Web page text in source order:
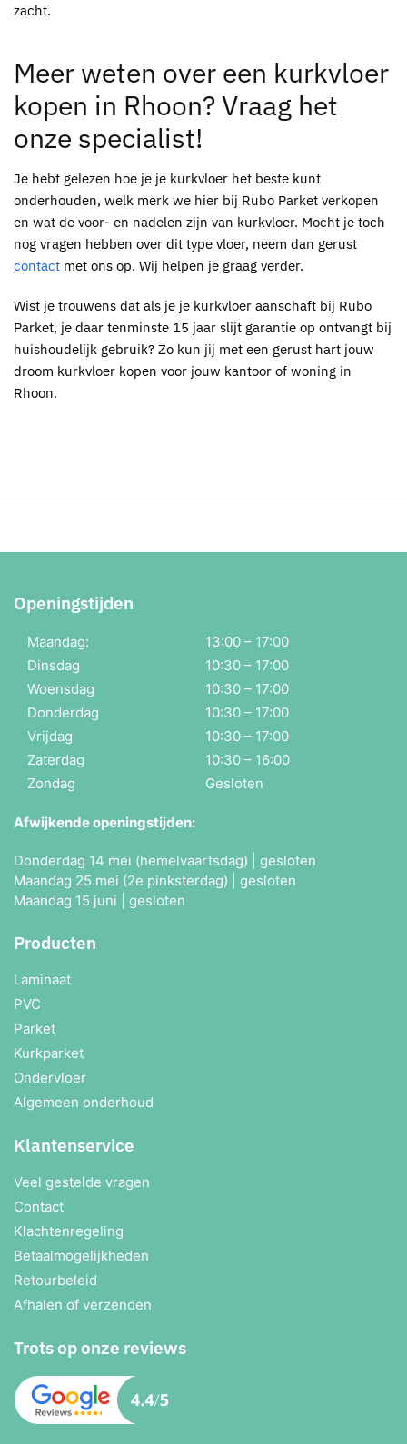
zacht.
Meer weten over een kurkvloer
kopen in Rhoon? Vraag het
onze specialist!
Je hebt gelezen hoe je je kurkvloer het beste kunt
onderhouden, welk merk we hier bij Rubo Parket verkopen
en wat de voor- en nadelen zijn van kurkvloer. Mocht je toch
nog vragen hebben over dit type vloer, neem dan gerust
contact met ons op. Wij helpen je graag verder.
Wist je trouwens dat als je je kurkvloer aanschaft bij Rubo
Parket, je daar tenminste 15 jaar slijt garantie op ontvangt bij
huishoudelijk gebruik? Zo kun jij met een gerust hart jouw
droom kurkvloer kopen voor jouw kantoor of woning in
Rhoon.
Openingstijden
Maandag:
13:00 – 17:00
Dinsdag
10:30 – 17:00
Woensdag
10:30 – 17:00
Donderdag
10:30 – 17:00
Vrijdag
10:30 – 17:00
Zaterdag
10:30 – 16:00
Zondag
Gesloten
Afwijkende openingstijden:
Donderdag 14 mei (hemelvaartsdag) | gesloten
Maandag 25 mei (2e pinksterdag) | gesloten
Maandag 15 juni | gesloten
Producten
Laminaat
PVC
Parket
Kurkparket
Ondervloer
Algemeen onderhoud
Klantenservice
Veel gestelde vragen
Contact
Klachtenregeling
Betaalmogelijkheden
Retourbeleid
Afhalen of verzenden
Trots op onze reviews